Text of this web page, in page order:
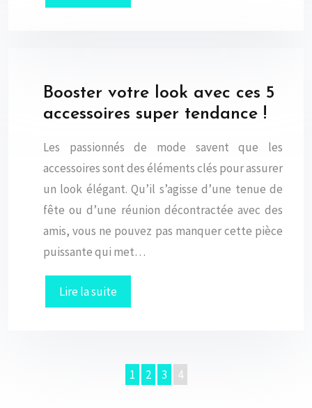
Booster votre look avec ces 5
accessoires super tendance !
Les passionnés de mode savent que les
accessoires sont des éléments clés pour assurer
un look élégant. Qu’il s’agisse d’une tenue de
fête ou d’une réunion décontractée avec des
amis, vous ne pouvez pas manquer cette pièce
puissante qui met…
Lire la suite
1 2 3 4